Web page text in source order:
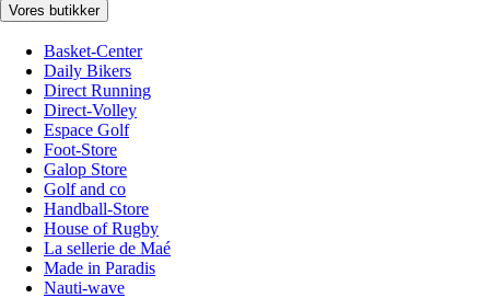
Vores butikker
Basket-Center
Daily Bikers
Direct Running
Direct-Volley
Espace Golf
Foot-Store
Galop Store
Golf and co
Handball-Store
House of Rugby
La sellerie de Maé
Made in Paradis
Nauti-wave